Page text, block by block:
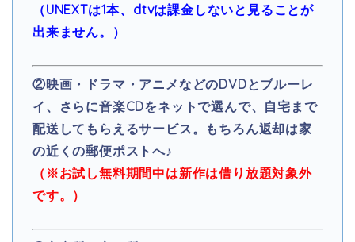
（UNEXTは1本、dtvは課金しないと見ることが
出来ません。）
②映画・ドラマ・アニメなどのDVDとブルーレ
イ、さらに音楽CDをネットで選んで、自宅まで
配送してもらえるサービス。もちろん返却は家
の近くの郵便ポストへ♪
（※お試し無料期間中は新作は借り放題対象外
です。）